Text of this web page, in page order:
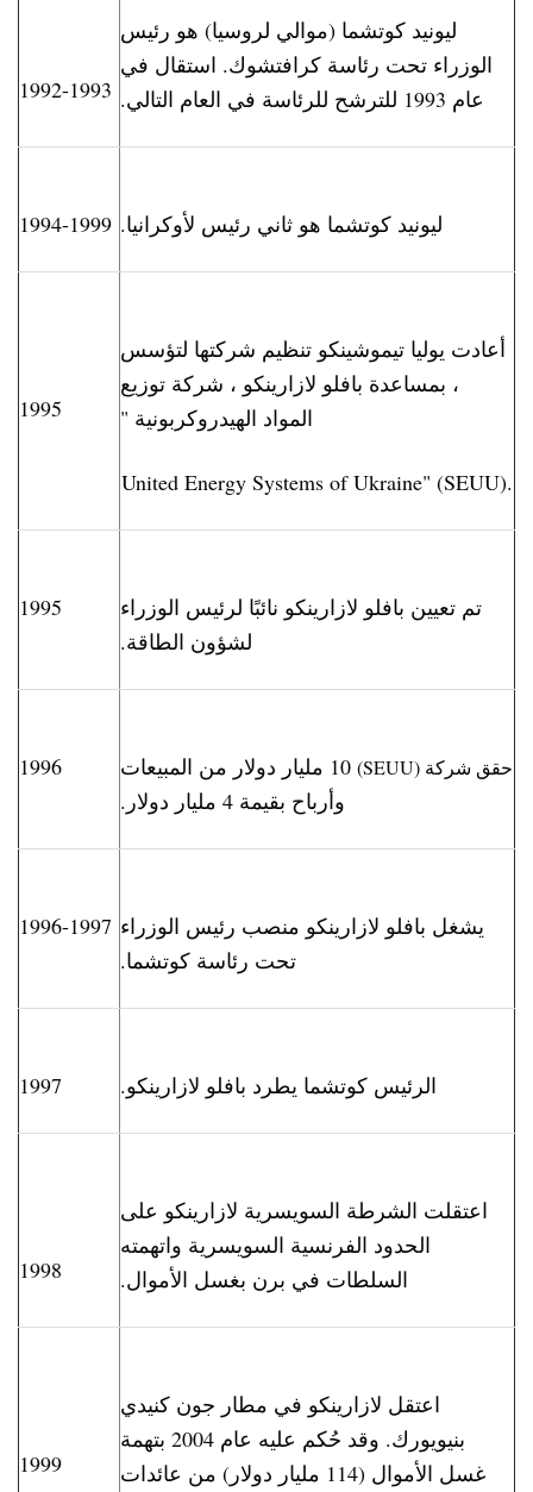
1992-1993
ليونيد كوتشما (موالي لروسيا) هو رئيس
الوزراء تحت رئاسة كرافتشوك. استقال في
عام 1993 للترشح للرئاسة في العام التالي.
1994-1999 ليونيد كوتشما هو ثاني رئيس لأوكرانيا.
1995
أعادت يوليا تيموشينكو تنظيم شركتها لتؤسس
، بمساعدة بافلو لازارينكو ، شركة توزيع
المواد الهيدروكربونية "
United Energy Systems of Ukraine" (SEUU).
1995
تم تعيين بافلو لازارينكو نائبًا لرئيس الوزراء
لشؤون الطاقة.
1996 حقق شركة (SEUU)
10 مليار دولار من المبيعات
وأرباح بقيمة 4 مليار دولار.
1996-1997 يشغل بافلو لازارينكو منصب رئيس الوزراء
تحت رئاسة كوتشما.
1997 الرئيس كوتشما يطرد بافلو لازارينكو.
1998
اعتقلت الشرطة السويسرية لازارينكو على
الحدود الفرنسية السويسرية واتهمته
السلطات في برن بغسل الأموال.
1999
اعتقل لازارينكو في مطار جون كنيدي
بنيويورك. وقد حُكم عليه عام 2004 بتهمة
غسل الأموال (114 مليار دولار) من عائدات